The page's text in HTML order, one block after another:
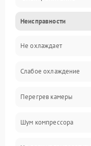
Неисправности
Не охлаждает
Слабое охлаждение
Перегрев камеры
Шум компрессора